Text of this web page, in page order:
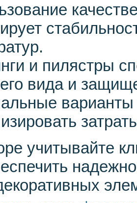
и пилястры
вида и
варианты
учитывайте